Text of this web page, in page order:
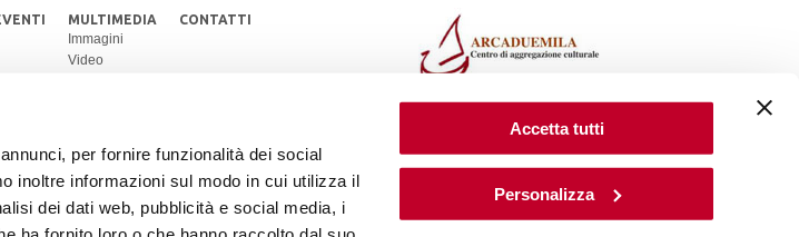
per fornire funzionalità dei social
inoltre informazioni sul modo in cui utilizza il
dei dati web, pubblicità e social media, i
Accetta tutti
Personalizza
MULTIMEDIA
Immagini
Video
CONTATTI
LabArca
via M.D'Oggiono 1,
Milano
MM2 S.Ambrogio
S.Agostino-Porta Genova